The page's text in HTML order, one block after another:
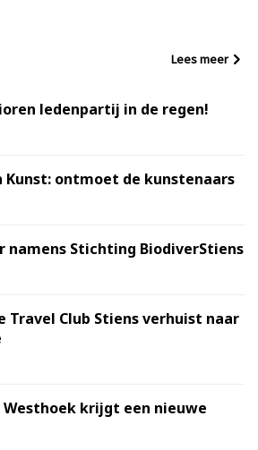
Lees meer
ledenpartij in de regen!
Kunst: ontmoet de kunstenaars
namens Stichting BiodiverStiens
Travel Club Stiens verhuist naar
Westhoek krijgt een nieuwe